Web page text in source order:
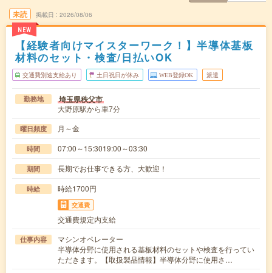
未読
NEW
掲載日 2026/08/06
【経験者向けマイスターワーク！】半導体基板
材料のセット・検査/日払いOK
交通費別途支給あり 土日祝日が休み WEB登録OK 派遣
勤務地 埼玉県秩父市
大野原駅から車7分
曜日頻度 月～金
時間 07:00～15:3019:00～03:30
期間 長期でお仕事できる方、大歓迎！
時給 時給1700円
交通費
交通費規定内支給
仕事内容
マシンオペレーター
半導体分野に使用される基板材料のセットや検査を行ってい
ただきます。【取扱製品情報】半導体分野に使用さ…